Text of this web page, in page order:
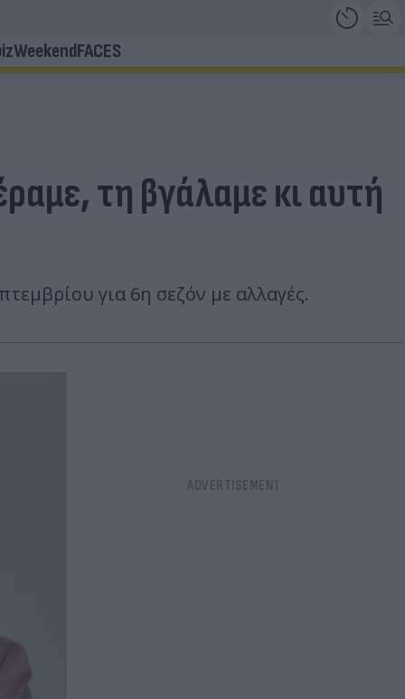
WeekendFACES
τη βγάλαμε κι αυτή
για 6η σεζόν με αλλαγές.